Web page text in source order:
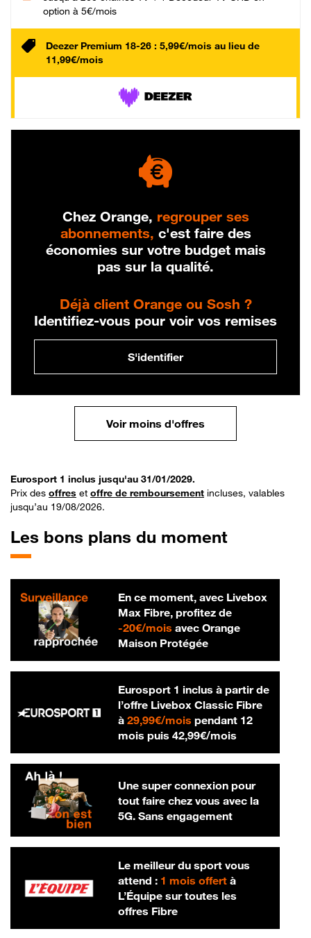
option à 5€/mois
Deezer Premium 18-26 : 5,99€/mois au lieu de
11,99€/mois
Chez Orange, regrouper ses
abonnements, c'est faire des
économies sur votre budget mais
pas sur la qualité.
Déjà client Orange ou Sosh ?
Identifiez-vous pour voir vos remises
S'identifier
Voir moins d'offres
Eurosport 1 inclus jusqu'au 31/01/2029.
Prix des offres et offre de remboursement incluses, valables
jusqu’au 19/08/2026.
Les bons plans du moment
En ce moment, avec Livebox
Max Fibre, profitez de
-20€/mois20 € par mois
avec Orange
Maison Protégée
Eurosport 1 inclus à partir de
l’offre Livebox Classic Fibre
à 29,99€/mois29,99 € par mois
pendant 12
mois puis 42,99€/mois42,99 € par
Une super connexion pour
tout faire chez vous avec la
5G. Sans engagement
Le meilleur du sport vous
attend : 1 mois offertà
L’Équipe sur toutes les
offres Fibre